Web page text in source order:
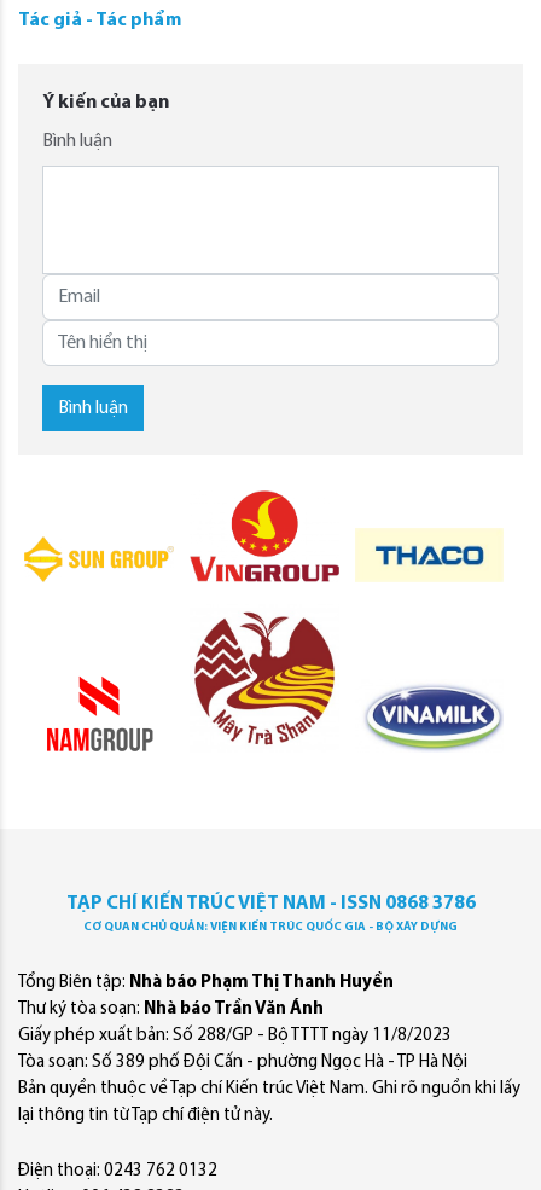
Tác giả - Tác phẩm
Ý kiến của bạn
Bình luận
Bình luận
TẠP CHÍ KIẾN TRÚC VIỆT NAM - ISSN 0868 3786
CƠ QUAN CHỦ QUẢN: VIỆN KIẾN TRÚC QUỐC GIA - BỘ XÂY DỰNG
Tổng Biên tập: Nhà báo Phạm Thị Thanh Huyền
Thư ký tòa soạn: Nhà báo Trần Văn Ánh
Giấy phép xuất bản: Số 288/GP - Bộ TTTT ngày 11/8/2023
Tòa soạn: Số 389 phố Đội Cấn - phường Ngọc Hà - TP Hà Nội
Bản quyền thuộc về Tạp chí Kiến trúc Việt Nam. Ghi rõ nguồn khi lấy
lại thông tin từ Tạp chí điện tử này.
Điện thoại: 0243 762 0132